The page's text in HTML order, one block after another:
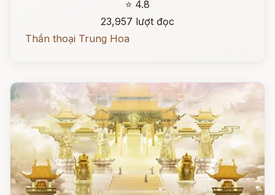
⭐ 4.8
23,957 lượt đọc
Thần thoại Trung Hoa